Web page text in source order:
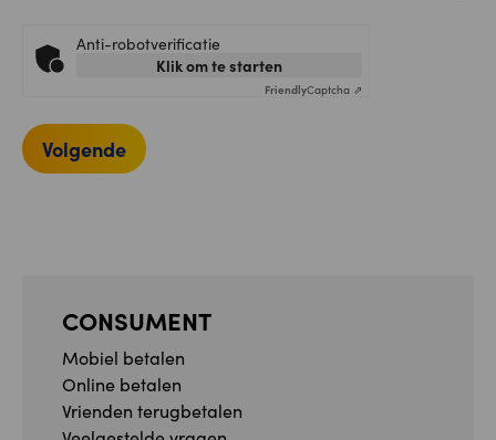
Anti-robotverificatie
Klik om te starten
FriendlyCaptcha ⇗
Volgende
CONSUMENT
Mobiel betalen
Online betalen
Vrienden terugbetalen